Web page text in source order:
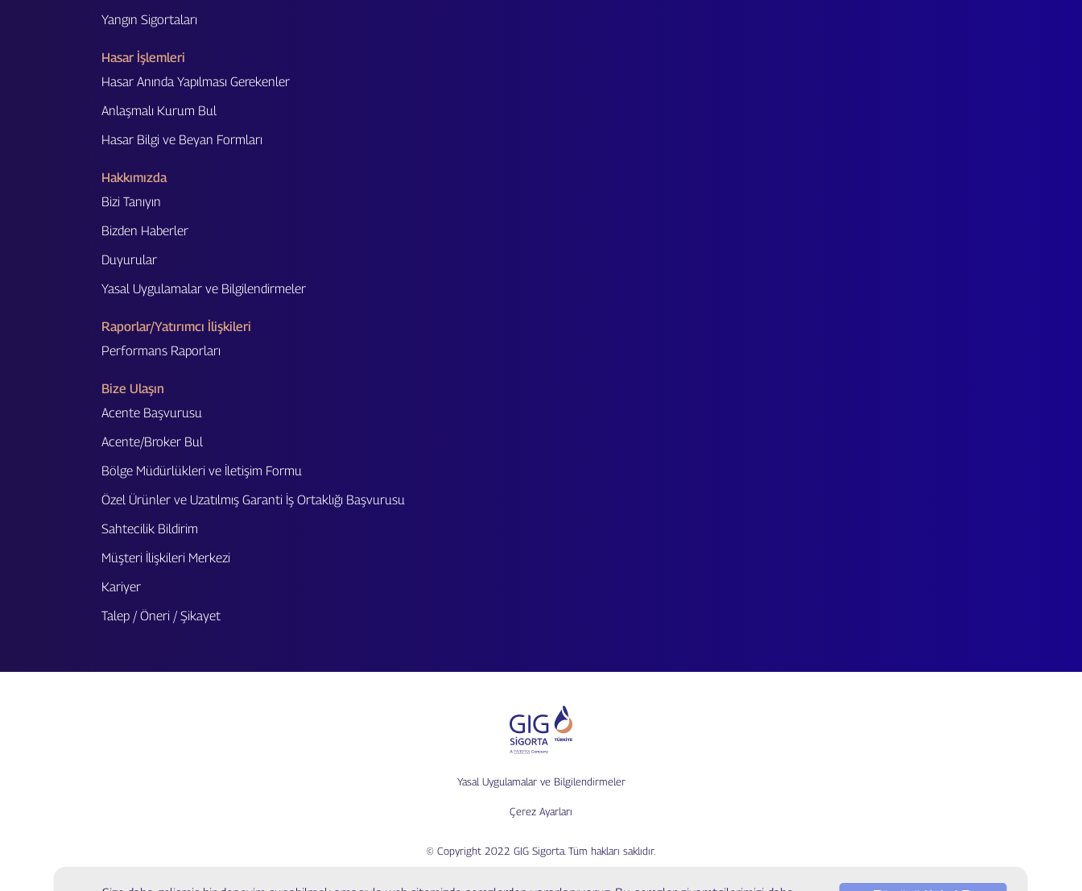
Yangın Sigortaları
Hasar İşlemleri
Hasar Anında Yapılması Gerekenler
Anlaşmalı Kurum Bul
Hasar Bilgi ve Beyan Formları
Hakkımızda
Bizi Tanıyın
Bizden Haberler
Duyurular
Yasal Uygulamalar ve Bilgilendirmeler
Raporlar/Yatırımcı İlişkileri
Performans Raporları
Bize Ulaşın
Acente Başvurusu
Acente/Broker Bul
Bölge Müdürlükleri ve İletişim Formu
Özel Ürünler ve Uzatılmış Garanti İş Ortaklığı Başvurusu
Sahtecilik Bildirim
Müşteri İlişkileri Merkezi
Kariyer
Talep / Öneri / Şikayet
© Copyright 2022 GIG Sigorta. Tüm hakları saklıdır.
Yasal Uygulamalar ve Bilgilendirmeler
Çerez Ayarları